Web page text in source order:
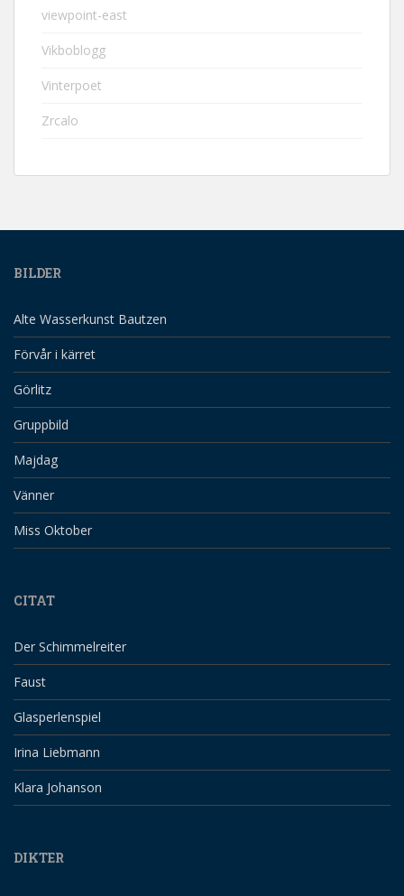
viewpoint-east
Vikboblogg
Vinterpoet
Zrcalo
BILDER
Alte Wasserkunst Bautzen
Förvår i kärret
Görlitz
Gruppbild
Majdag
Vänner
Miss Oktober
CITAT
Der Schimmelreiter
Faust
Glasperlenspiel
Irina Liebmann
Klara Johanson
DIKTER